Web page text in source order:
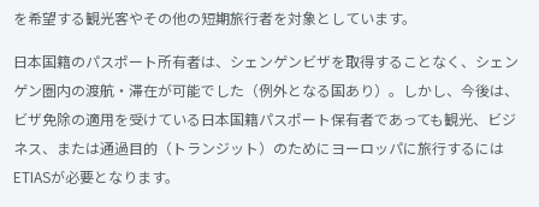
を希望する観光客やその他の短期旅行者を対象としています。
日本国籍のパスポート所有者は、シェンゲンビザを取得することなく、シェン
ゲン圏内の渡航・滞在が可能でした（例外となる国あり）。しかし、今後は、
ビザ免除の適用を受けている日本国籍パスポート保有者であっても観光、ビジ
ネス、または通過目的（トランジット）のためにヨーロッパに旅行するには
ETIASが必要となります。